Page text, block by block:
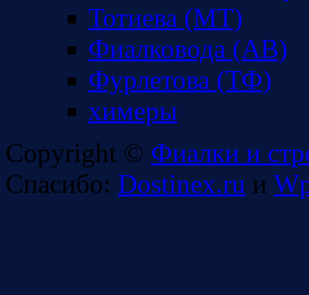
Тотиева (МТ)
Фиалковода (АВ)
Фурлетова (ТФ)
химеры
Copyright © Фиалки и
Спасибо: Dostinex.ru и